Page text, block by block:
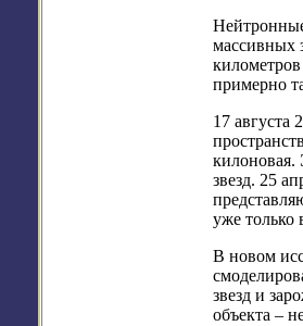
массивных
примерно
17 августа
килоновая.
звезд. 25
уже только
В новом
звезд и
объекта –